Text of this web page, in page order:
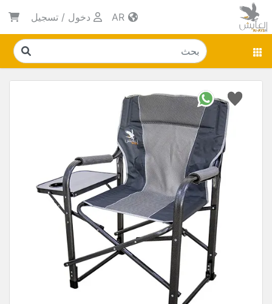
دخول / تسجيل